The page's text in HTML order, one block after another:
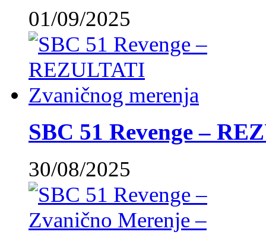
01/09/2025
SBC 51 Revenge –
30/08/2025